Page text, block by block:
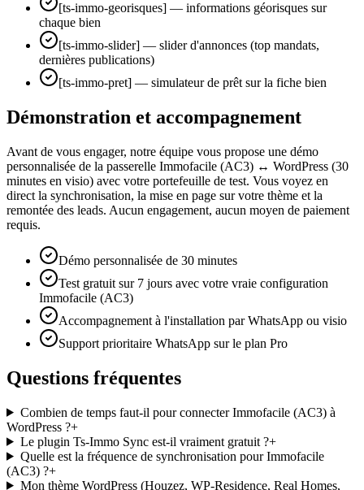
[ts-immo-georisques] — informations géorisques sur
chaque bien
[ts-immo-slider] — slider d'annonces (top mandats,
dernières publications)
[ts-immo-pret] — simulateur de prêt sur la fiche bien
Démonstration et accompagnement
Avant de vous engager, notre équipe vous propose une démo
personnalisée de la passerelle Immofacile (AC3) ↔ WordPress (30
minutes en visio) avec votre portefeuille de test. Vous voyez en
direct la synchronisation, la mise en page sur votre thème et la
remontée des leads. Aucun engagement, aucun moyen de paiement
requis.
Démo personnalisée de 30 minutes
Test gratuit sur 7 jours avec votre vraie configuration
Immofacile (AC3)
Accompagnement à l'installation par WhatsApp ou visio
Support prioritaire WhatsApp sur le plan Pro
Questions fréquentes
Combien de temps faut-il pour connecter Immofacile (AC3) à
WordPress ?+
Le plugin Ts-Immo Sync est-il vraiment gratuit ?+
Quelle est la fréquence de synchronisation pour Immofacile
(AC3) ?+
Mon thème WordPress (Houzez, WP-Residence, Real Homes,